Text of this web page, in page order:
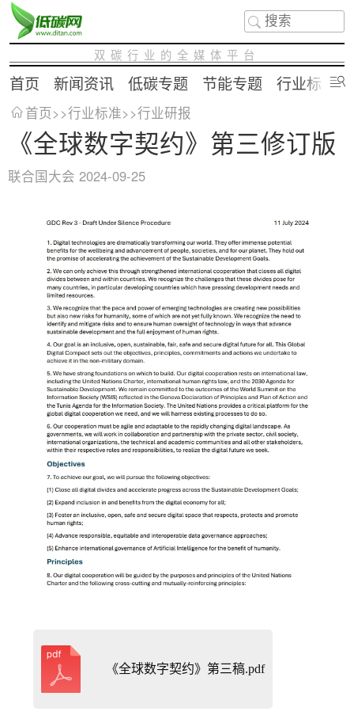
双碳行业的全媒体平台
首页 新闻资讯 低碳专题 节能专题 行业标准
首页>>行业标准>>行业研报
《全球数字契约》第三修订版
联合国大会 2024-09-25
《全球数字契约》第三稿.pdf